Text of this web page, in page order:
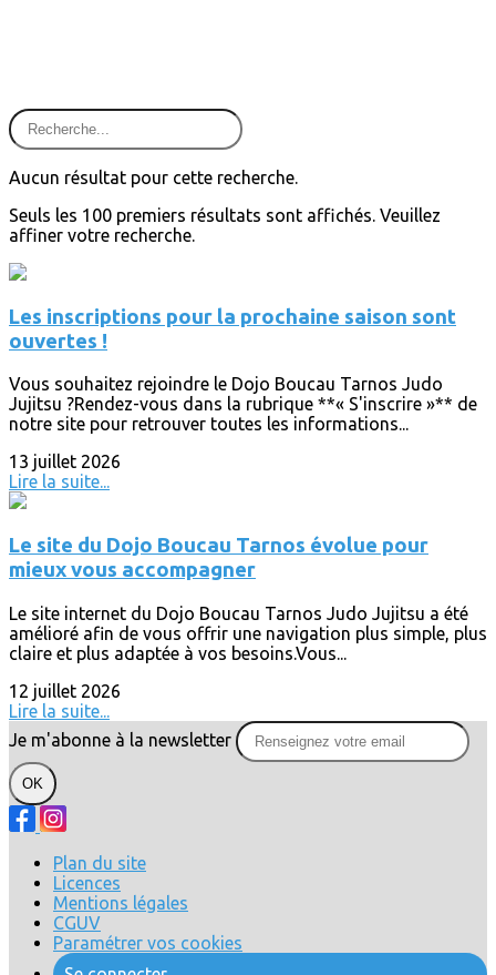
Aucun résultat pour cette recherche.
Seuls les 100 premiers résultats sont affichés. Veuillez
affiner votre recherche.
Les inscriptions pour la prochaine saison sont
ouvertes !
Vous souhaitez rejoindre le Dojo Boucau Tarnos Judo
Jujitsu ?Rendez-vous dans la rubrique **« S'inscrire »** de
notre site pour retrouver toutes les informations...
13 juillet 2026
Lire la suite...
Le site du Dojo Boucau Tarnos évolue pour
mieux vous accompagner
Le site internet du Dojo Boucau Tarnos Judo Jujitsu a été
amélioré afin de vous offrir une navigation plus simple, plus
claire et plus adaptée à vos besoins.Vous...
12 juillet 2026
Lire la suite...
Je m'abonne à la newsletter
OK
Plan du site
Licences
Mentions légales
CGUV
Paramétrer vos cookies